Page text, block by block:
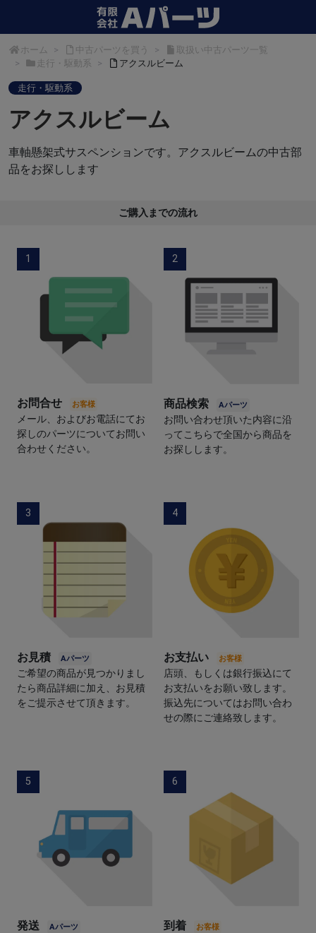
ホーム 中古パーツを買う
取扱い中古パーツ一覧
走行・駆動系
アクスルビーム
走行・駆動系
アクスルビーム
車軸懸架式サスペンションです。アクスルビームの中古部
品をお探しします
ご購入までの流れ
1
お問合せ
メール、およびお電話にてお
探しのパーツについてお問い
合わせください。
2
商品検索
お問い合わせ頂いた内容に沿
ってこちらで全国から商品を
お探しします。
3
お見積
ご希望の商品が見つかりまし
たら商品詳細に加え、お見積
をご提示させて頂きます。
4
お支払い
店頭、もしくは銀行振込にて
お支払いをお願い致します。
振込先についてはお問い合わ
せの際にご連絡致します。
5
発送
6
到着